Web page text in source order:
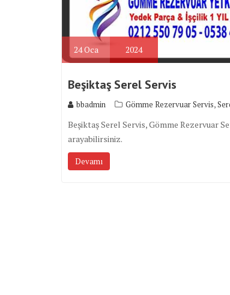
24Oca 2024
Beşiktaş Serel Servis
bbadmin Gömme Rezervuar Servis,
Beşiktaş Serel Servis, Gömme Rezervuar
arayabilirsiniz.
Devamı